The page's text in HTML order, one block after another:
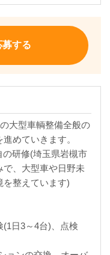
募する
大型車輌整備全般の
めていきます。
の研修(埼玉県岩槻市
、大型車や日野未
を整えています)
(1日3～4台)、点検